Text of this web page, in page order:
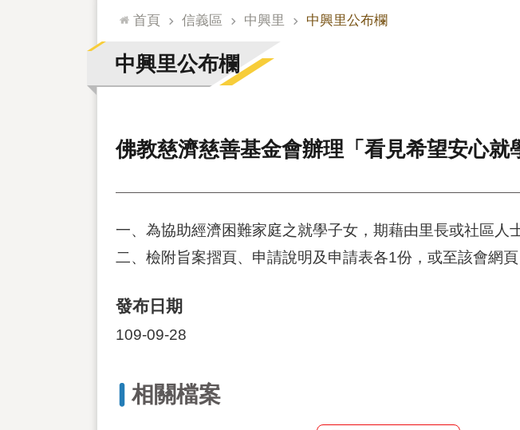
::: 首頁 信義區 中興里 中興里公布欄
中興里公布欄
佛教慈濟慈善基金會辦理「看見希望安心
一、為協助經濟困難家庭之就學子女，期藉由里長或社區人
二、檢附旨案摺頁、申請說明及申請表各1份，或至該會網
發布日期
109-09-28
相關檔案